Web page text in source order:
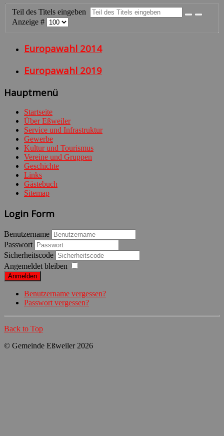
Teil des Titels eingeben
Anzeige #
Europawahl 2014
Europawahl 2019
Hauptmenü
Startseite
Über Eßweiler
Service und Infrastruktur
Gewerbe
Kultur und Tourismus
Vereine und Gruppen
Geschichte
Links
Gästebuch
Sitemap
Login Form
Benutzername
Passwort
Sicherheitscode
Angemeldet bleiben
Anmelden
Benutzername vergessen?
Passwort vergessen?
Back to Top
© Gemeinde Eßweiler 2026